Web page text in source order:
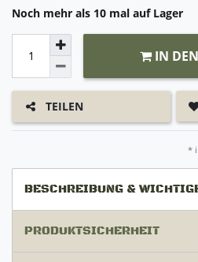
Noch mehr als 10 mal auf Lager
IN
TEILEN
*
BESCHREIBUNG &
PRODUKTSICHERHEIT